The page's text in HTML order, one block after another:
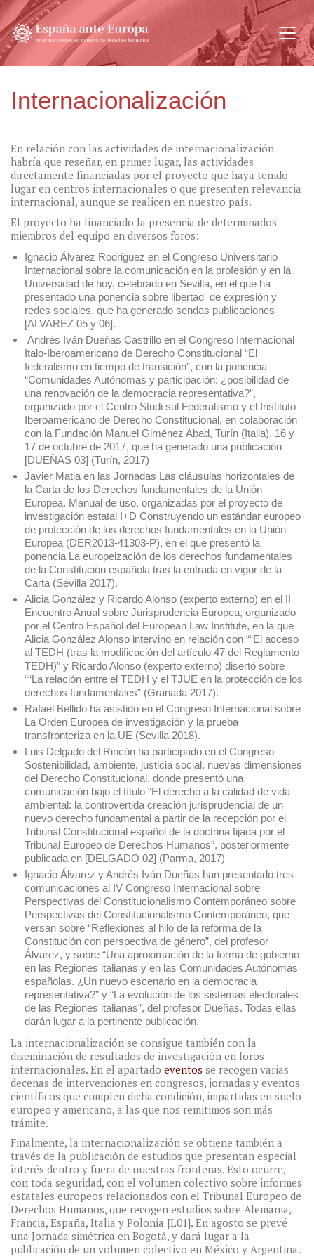
Internacionalización
En relación con las actividades de internacionalización
habría que reseñar, en primer lugar, las actividades
directamente financiadas por el proyecto que haya tenido
lugar en centros internacionales o que presenten relevancia
internacional, aunque se realicen en nuestro país.
El proyecto ha financiado la presencia de determinados
miembros del equipo en diversos foros:
Ignacio Álvarez Rodriguez en el Congreso Universitario
Internacional sobre la comunicación en la profesión y en la
Universidad de hoy, celebrado en Sevilla, en el que ha
presentado una ponencia sobre libertad de expresión y
redes sociales, que ha generado sendas publicaciones
[ALVAREZ 05 y 06].
Andrés Iván Dueñas Castrillo en el Congreso Internacional
Italo-Iberoamericano de Derecho Constitucional “El
federalismo en tiempo de transición”, con la ponencia
“Comunidades Autónomas y participación: ¿posibilidad de
una renovación de la democracia representativa?”,
organizado por el Centro Studi sul Federalismo y el Instituto
Iberoamericano de Derecho Constitucional, en colaboración
con la Fundación Manuel Giménez Abad, Turín (Italia), 16 y
17 de octubre de 2017, que ha generado una publicación
[DUEÑAS 03] (Turín, 2017)
Javier Matia en las Jornadas Las cláusulas horizontales de
la Carta de los Derechos fundamentales de la Unión
Europea. Manual de uso, organizadas por el proyecto de
investigación estatal I+D Construyendo un estándar europeo
de protección de los derechos fundamentales en la Unión
Europea (DER2013-41303-P), en el que presentó la
ponencia La europeización de los derechos fundamentales
de la Constitución española tras la entrada en vigor de la
Carta (Sevilla 2017).
Alicia González y Ricardo Alonso (experto externo) en el II
Encuentro Anual sobre Jurisprudencia Europea, organizado
por el Centro Español del European Law Institute, en la que
Alicia González Alonso intervino en relación con ““El acceso
al TEDH (tras la modificación del artículo 47 del Reglamento
TEDH)” y Ricardo Alonso (experto externo) disertó sobre
““La relación entre el TEDH y el TJUE en la protección de los
derechos fundamentales” (Granada 2017).
Rafael Bellido ha asistido en el Congreso Internacional sobre
La Orden Europea de investigación y la prueba
transfronteriza en la UE (Sevilla 2018).
Luis Delgado del Rincón ha participado en el Congreso
Sostenibilidad, ambiente, justicia social, nuevas dimensiones
del Derecho Constitucional, donde presentó una
comunicación bajo el título “El derecho a la calidad de vida
ambiental: la controvertida creación jurisprudencial de un
nuevo derecho fundamental a partir de la recepción por el
Tribunal Constitucional español de la doctrina fijada por el
Tribunal Europeo de Derechos Humanos”, posteriormente
publicada en [DELGADO 02] (Parma, 2017)
Ignacio Álvarez y Andrés Iván Dueñas han presentado tres
comunicaciones al IV Congreso Internacional sobre
Perspectivas del Constitucionalismo Contemporáneo sobre
Perspectivas del Constitucionalismo Contemporáneo, que
versan sobre “Reflexiones al hilo de la reforma de la
Constitución con perspectiva de género”, del profesor
Álvarez, y sobre “Una aproximación de la forma de gobierno
en las Regiones italianas y en las Comunidades Autónomas
españolas. ¿Un nuevo escenario en la democracia
representativa?” y “La evolución de los sistemas electorales
de las Regiones italianas”, del profesor Dueñas. Todas ellas
darán lugar a la pertinente publicación.
La internacionalización se consigue también con la
diseminación de resultados de investigación en foros
internacionales. En el apartado eventos se recogen varias
decenas de intervenciones en congresos, jornadas y eventos
científicos que cumplen dicha condición, impartidas en suelo
europeo y americano, a las que nos remitimos son más
trámite.
Finalmente, la internacionalización se obtiene también a
través de la publicación de estudios que presentan especial
interés dentro y fuera de nuestras fronteras. Esto ocurre,
con toda seguridad, con el volumen colectivo sobre informes
estatales europeos relacionados con el Tribunal Europeo de
Derechos Humanos, que recogen estudios sobre Alemania,
Francia, España, Italia y Polonia [L01]. En agosto se prevé
una Jornada simétrica en Bogotá, y dará lugar a la
publicación de un volumen colectivo en México y Argentina.